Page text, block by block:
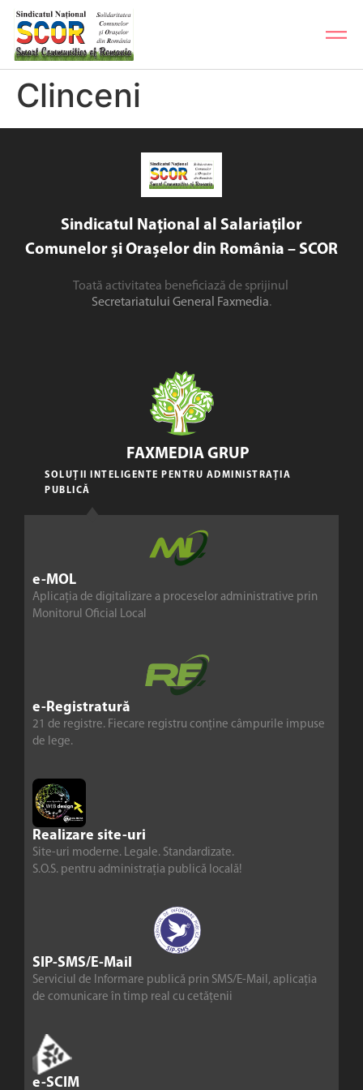
Clinceni
Sindicatul Național al Salariaților
Comunelor și Orașelor din România – SCOR
Toată activitatea beneficiază de sprijinul
Secretariatului General Faxmedia.
e-MOL
Aplicația de digitalizare a proceselor administrative prin
Monitorul Oficial Local
e-Registratură
21 de registre. Fiecare registru conține câmpurile impuse
de lege.
Realizare site-uri
Site-uri moderne. Legale. Standardizate.
S.O.S. pentru administrația publică locală!
SIP-SMS/E-Mail
Serviciul de Informare publică prin SMS/E-Mail, aplicația
de comunicare în timp real cu cetățenii
e-SCIM
FAXMEDIA GRUP
SOLUȚII INTELIGENTE PENTRU ADMINISTRAȚIA
PUBLICĂ